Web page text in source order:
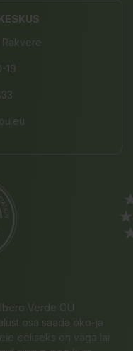
19
Verde OÜ
osa saada öko-ja
eeliseks on väga lai